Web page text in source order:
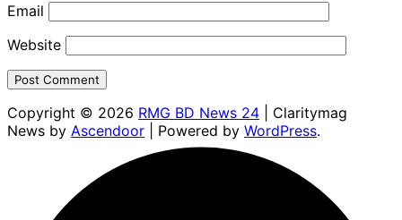
Email
Website
Copyright © 2026 RMG BD News 24 | Claritymag
News by Ascendoor | Powered by WordPress.